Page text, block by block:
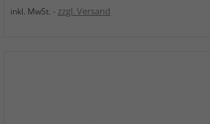
inkl. MwSt. zzgl. Versand